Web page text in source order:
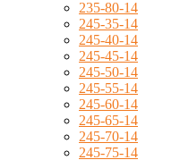
235-80-14
245-35-14
245-40-14
245-45-14
245-50-14
245-55-14
245-60-14
245-65-14
245-70-14
245-75-14